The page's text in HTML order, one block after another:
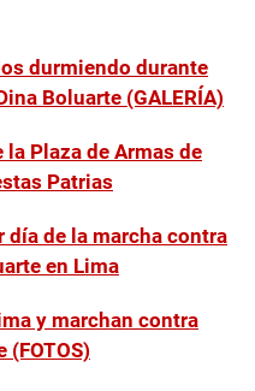
durmiendo durante
Boluarte (GALERÍA)
Plaza de Armas de
Patrias
día de la marcha contra
en Lima
y marchan contra
(FOTOS)